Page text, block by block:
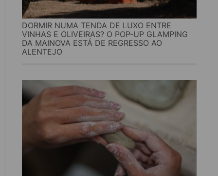
DORMIR NUMA TENDA DE LUXO ENTRE
VINHAS E OLIVEIRAS? O POP-UP GLAMPING
DA MAINOVA ESTÁ DE REGRESSO AO
ALENTEJO